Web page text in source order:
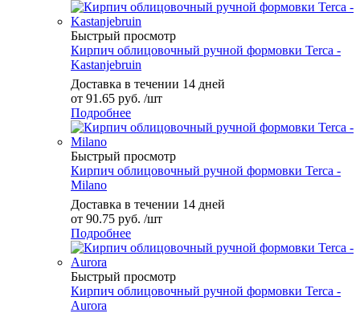
Быстрый просмотр
Кирпич облицовочный ручной формовки Terca -
Kastanjebruin
Доставка в течении 14 дней
от 91.65 руб. /шт
Подробнее
Быстрый просмотр
Кирпич облицовочный ручной формовки Terca -
Milano
Доставка в течении 14 дней
от 90.75 руб. /шт
Подробнее
Быстрый просмотр
Кирпич облицовочный ручной формовки Terca -
Aurora